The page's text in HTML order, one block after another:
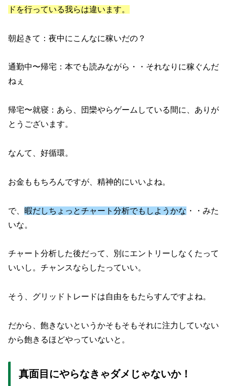
ドを行っている我らは違います。
朝起きて：夜中にこんなに稼いだの？
通勤中〜帰宅：本でも読みながら・・それなりに稼ぐんだ
ねぇ
帰宅〜就寝：あら、団欒やらゲームしている間に、ありが
とうございます。
なんて、好循環。
お金ももちろんですが、精神的にいいよね。
で、 暇だしちょっとチャート分析でもしようかな ・・みた
いな。
チャート分析した後だって、別にエントリーしなくたって
いいし。チャンスならしたっていい。
そう、グリッドトレードは自由をもたらすんですよね。
だから、飽きないというかそもそもそれに注力していない
から飽きるほどやっていないと。
真面目にやらなきゃダメじゃないか！